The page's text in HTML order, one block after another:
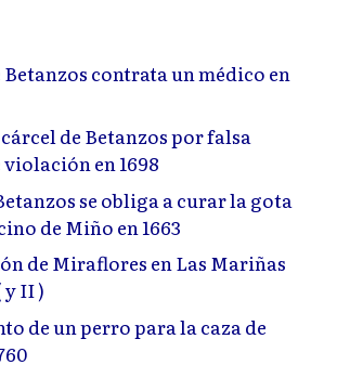
contrata un médico en
de Betanzos por falsa
en 1698
se obliga a curar la gota
de Miño en 1663
de Miraflores en Las Mariñas
y II )
de un perro para la caza de